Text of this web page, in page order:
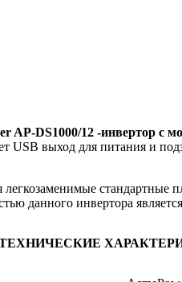
AP-DS1000/12 -инвертор с
USB выход для питания и
стандартные
данного инвертора